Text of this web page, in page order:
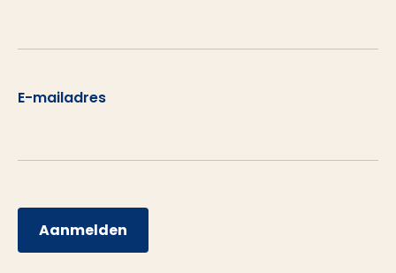
E-mailadres
Aanmelden